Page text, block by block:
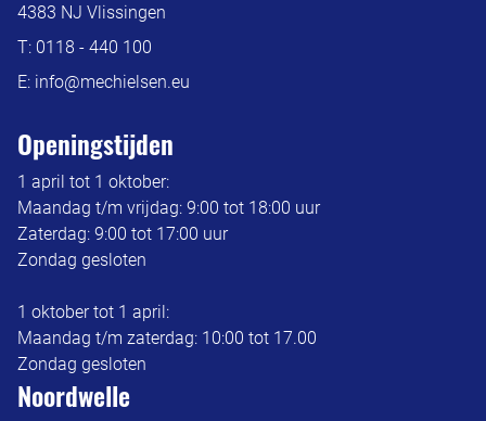
4383 NJ Vlissingen
T: 0118 - 440 100
E: info@mechielsen.eu
Openingstijden
1 april tot 1 oktober:
Maandag t/m vrijdag: 9:00 tot 18:00 uur
Zaterdag: 9:00 tot 17:00 uur
Zondag gesloten
1 oktober tot 1 april:
Maandag t/m zaterdag: 10:00 tot 17.00
Zondag gesloten
Noordwelle